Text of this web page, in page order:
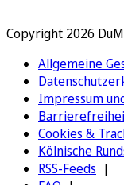
Copyright 2026
Allgemeine
Impressum
Cookies &
Kölnische
RSS-Feeds